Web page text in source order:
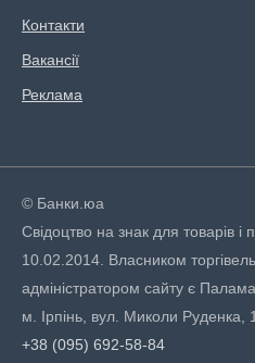
Контакти
Вакансії
Реклама
© Банки.юа
Свідоцтво на знак для товарів
10.02.2014. Власником
адміністратором сайту є
м. Ірпінь, вул. Миколи Руденка,
+38 (095) 692-58-84